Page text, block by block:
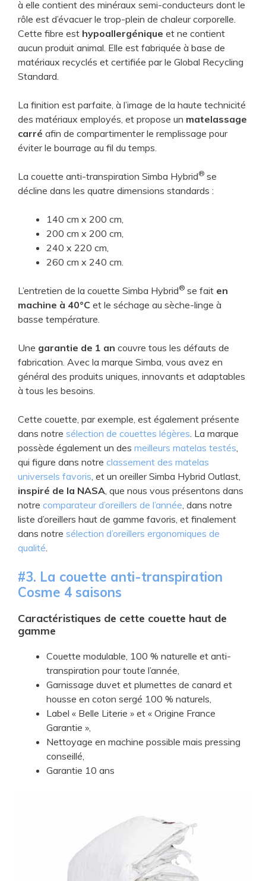
à elle contient des minéraux semi-conducteurs dont le
rôle est d’évacuer le trop-plein de chaleur corporelle.
Cette fibre est hypoallergénique et ne contient
aucun produit animal. Elle est fabriquée à base de
matériaux recyclés et certifiée par le Global Recycling
Standard.
La finition est parfaite, à l’image de la haute technicité
des matériaux employés, et propose un matelassage
carré afin de compartimenter le remplissage pour
éviter le bourrage au fil du temps.
La couette anti-transpiration Simba Hybrid® se
décline dans les quatre dimensions standards :
140 cm x 200 cm,
200 cm x 200 cm,
240 x 220 cm,
260 cm x 240 cm.
L’entretien de la couette Simba Hybrid® se fait en
machine à 40°C et le séchage au sèche-linge à
basse température.
Une garantie de 1 an couvre tous les défauts de
fabrication. Avec la marque Simba, vous avez en
général des produits uniques, innovants et adaptables
à tous les besoins.
Cette couette, par exemple, est également présente
dans notre sélection de couettes légères. La marque
possède également un ​des meilleurs matelas testés,
qui figure dans notre classement des matelas
universels favoris, et un oreiller Simba Hybrid Outlast,
inspiré de la NASA, que nous vous présentons dans
notre comparateur d’oreillers de l’année, dans notre
liste d’oreillers haut de gamme favoris, et finalement
dans notre sélection d’oreillers ergonomiques de
qualité.
​#3. La couette anti-transpiration
Cosme 4 saisons
Caractéristiques de cette couette haut de
gamme
​Couette modulable, 100 % naturelle et anti-
transpiration pour toute l’année,
​Garnissage duvet et plumettes de canard et
housse en coton sergé 100 % naturels,
​Label « Belle Literie » et « Origine France
Garantie »,
​Nettoyage en machine possible mais pressing
conseillé,
​Garantie 10 ans